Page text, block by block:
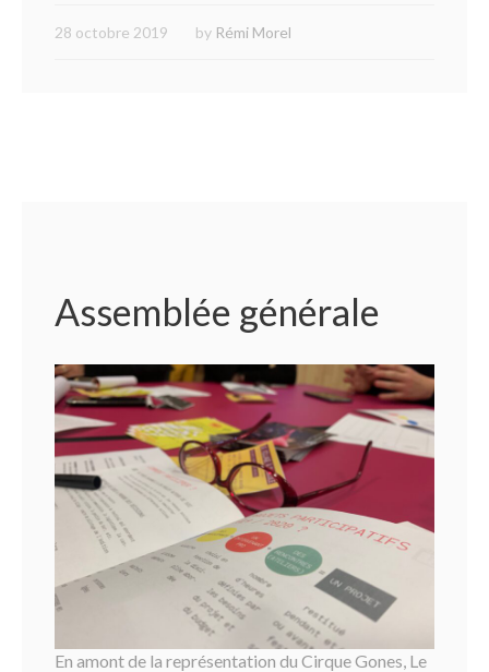
28 octobre 2019 by Rémi Morel
Assemblée générale
En amont de la représentation du Cirque Gones, Le